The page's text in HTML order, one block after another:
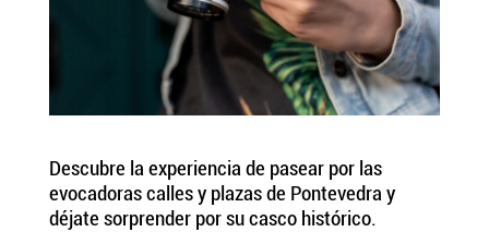
Descubre la experiencia de pasear por las
evocadoras calles y plazas de Pontevedra y
déjate sorprender por su casco histórico.